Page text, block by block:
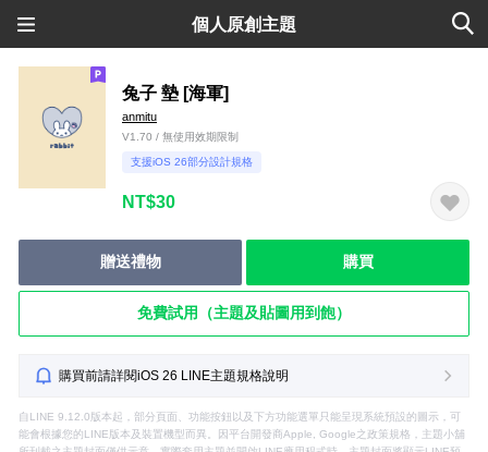
個人原創主題
兔子 墊 [海軍]
anmitu
V1.70 / 無使用效期限制
支援iOS 26部分設計規格
NT$30
贈送禮物 購買
免費試用（主題及貼圖用到飽）
購買前請詳閱iOS 26 LINE主題規格說明
自LINE 9.12.0版本起，部分頁面、功能按鈕以及下方功能選單只能呈現系統預設的圖示，可
能會根據您的LINE版本及裝置機型而異。因平台開發商Apple, Google之政策規格，主題小舖